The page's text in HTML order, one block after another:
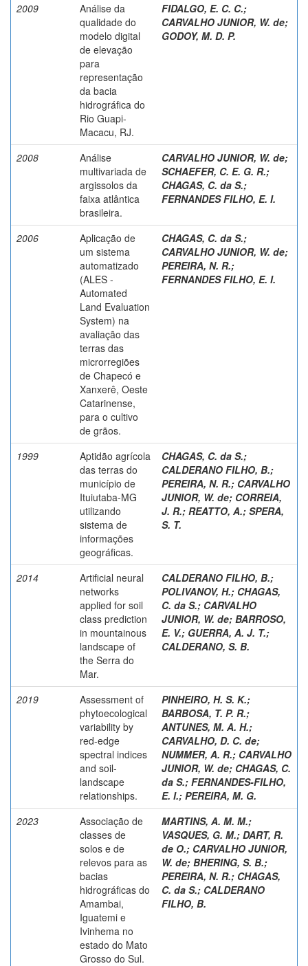
2009
Análise da
qualidade do
modelo digital
de elevação
para
representação
da bacia
hidrográfica do
Rio Guapi-
Macacu, RJ.
FIDALGO, E. C. C.;
CARVALHO JUNIOR, W. de;
GODOY, M. D. P.
2008
Análise
multivariada de
argissolos da
faixa atlântica
brasileira.
CARVALHO JUNIOR, W. de;
SCHAEFER, C. E. G. R.;
CHAGAS, C. da S.;
FERNANDES FILHO, E. I.
2006
Aplicação de
um sistema
automatizado
(ALES -
Automated
Land Evaluation
System) na
avaliação das
terras das
microrregiões
de Chapecó e
Xanxerê, Oeste
Catarinense,
para o cultivo
de grãos.
CHAGAS, C. da S.;
CARVALHO JUNIOR, W. de;
PEREIRA, N. R.;
FERNANDES FILHO, E. I.
1999
Aptidão agrícola
das terras do
município de
Ituiutaba-MG
utilizando
sistema de
informações
geográficas.
CHAGAS, C. da S.;
CALDERANO FILHO, B.;
PEREIRA, N. R.; CARVALHO
JUNIOR, W. de; CORREIA,
J. R.; REATTO, A.; SPERA,
S. T.
2014
Artificial neural
networks
applied for soil
class prediction
in mountainous
landscape of
the Serra do
Mar.
CALDERANO FILHO, B.;
POLIVANOV, H.; CHAGAS,
C. da S.; CARVALHO
JUNIOR, W. de; BARROSO,
E. V.; GUERRA, A. J. T.;
CALDERANO, S. B.
2019
Assessment of
phytoecological
variability by
red-edge
spectral indices
and soil-
landscape
relationships.
PINHEIRO, H. S. K.;
BARBOSA, T. P. R.;
ANTUNES, M. A. H.;
CARVALHO, D. C. de;
NUMMER, A. R.; CARVALHO
JUNIOR, W. de; CHAGAS, C.
da S.; FERNANDES-FILHO,
E. I.; PEREIRA, M. G.
2023
Associação de
classes de
solos e de
relevos para as
bacias
hidrográficas do
Amambai,
Iguatemi e
Ivinhema no
estado do Mato
Grosso do Sul.
MARTINS, A. M. M.;
VASQUES, G. M.; DART, R.
de O.; CARVALHO JUNIOR,
W. de; BHERING, S. B.;
PEREIRA, N. R.; CHAGAS,
C. da S.; CALDERANO
FILHO, B.